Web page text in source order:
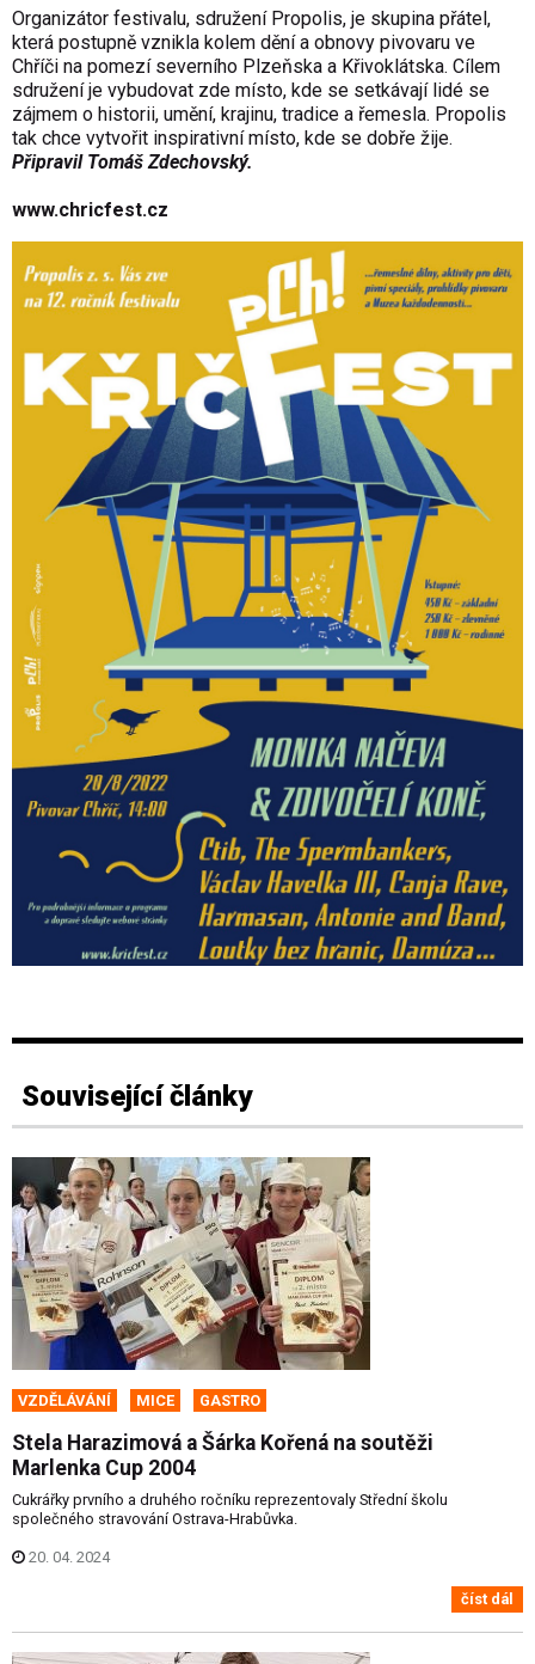
Organizátor festivalu, sdružení Propolis, je skupina přátel,
která postupně vznikla kolem dění a obnovy pivovaru ve
Chříči na pomezí severního Plzeňska a Křivoklátska. Cílem
sdružení je vybudovat zde místo, kde se setkávají lidé se
zájmem o historii, umění, krajinu, tradice a řemesla. Propolis
tak chce vytvořit inspirativní místo, kde se dobře žije.
Připravil Tomáš Zdechovský.
www.chricfest.cz
Související články
VZDĚLÁVÁNÍ MICE GASTRO
Stela Harazimová a Šárka Kořená na soutěži
Marlenka Cup 2004
Cukrářky prvního a druhého ročníku reprezentovaly Střední školu
společného stravování Ostrava-Hrabůvka.
20. 04. 2024
číst dál